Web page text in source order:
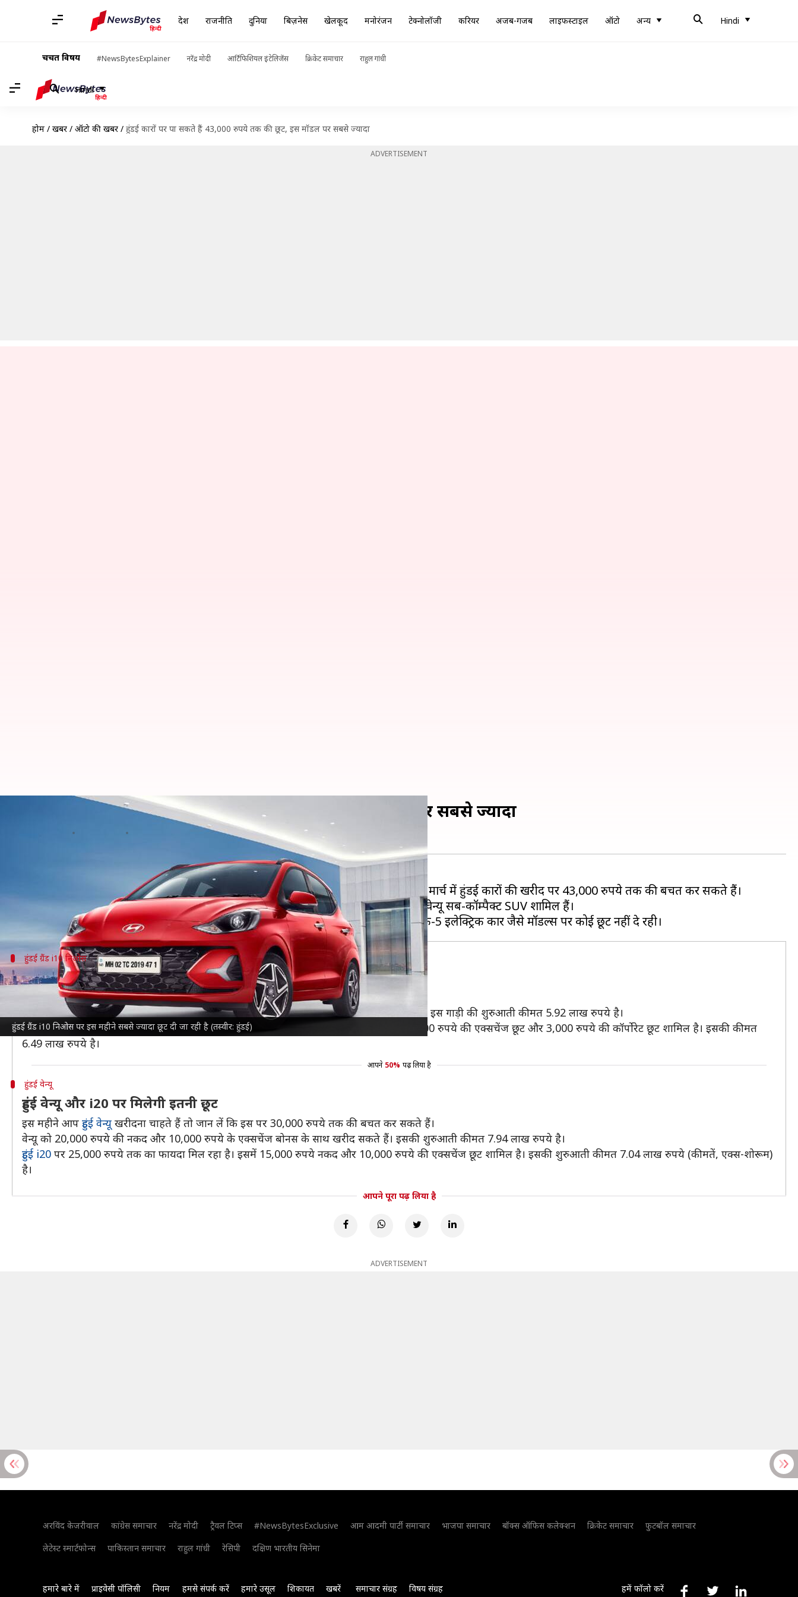
देश राजनीति दुनिया बिज़नेस खेलकूद मनोरंजन टेक्नोलॉजी करियर अजब-गजब लाइफस्टाइल ऑटो अन्य Hindi
चर्चित विषय #NewsBytesExplainer नरेंद्र मोदी आर्टिफिशियल इंटेलिजेंस क्रिकेट समाचार राहुल गांधी
Hindi
होम / खबरें / ऑटो की खबरें / हुंडई कारों पर पा सकते हैं 43,000 रुपये तक की छूट, इस मॉडल पर सबसे ज्यादा
ADVERTISEMENT
हुंडई ग्रैंड i10 निओस पर इस महीने सबसे ज्यादा छूट दी जा रही है (तस्वीर: हुंडई)
हुंडई कारों पर पा सकते हैं 43,000 रुपये तक की छूट, इस मॉडल पर सबसे ज्यादा
हुंडई मोटर कंपनीइस महीने अपनी गाड़ियों पर आकर्षक छूट की पेशकश कर रही है। मार्च में हुंडई कारों की खरीद पर 43,000 रुपये तक की बचत कर सकते हैं।
इस छूट ऑफर में हुंडई i20 और ग्रैंड i10 निओस हैचबैक के अलावा ऑरा सब-कॉम्पैक्ट सेडान और वेन्यू सब-कॉम्पैक्ट SUV शामिल हैं।
कार निर्माता
हुंडई क्रेटा
हुंडई ग्रैंड i10 निओस
हुंडई ग्रैंड i10 निओस और ऑरा पर करें इतनी बचत
हुंडई ग्रैंड i10 निओस खरीदने पर सबसे ज्यादा 43,000 रुपये तक की बचत कर सकते हैं।
इसमें 30,000 रुपये की नकद, 10,000 रुपये की एक्सचेंज और 3,000 रुपये की कॉर्पोरेट छूट शामिल हैं। इस गाड़ी की शुरुआती कीमत 5.92 लाख रुपये है।
हुंडई ऑरा पर इस महीने 33,000 रुपये तक का फायदा उठा सकते हैं। इसमें 20,000 की नकद छूट, 10,000 रुपये की एक्सचेंज छूट और 3,000 रुपये की कॉर्पोरेट छूट शामिल है। इसकी कीमत
6.49 लाख रुपये है।
आपने 50% पढ़ लिया है
हुंडई वेन्यू
हुंडई वेन्यू और i20 पर मिलेगी इतनी छूट
इस महीने आप हुंडई वेन्यू खरीदना चाहते हैं तो जान लें कि इस पर 30,000 रुपये तक की बचत कर सकते हैं।
वेन्यू को 20,000 रुपये की नकद और 10,000 रुपये के एक्सचेंज बोनस के साथ खरीद सकते हैं। इसकी शुरुआती कीमत 7.94 लाख रुपये है।
हुंडई i20 पर 25,000 रुपये तक का फायदा मिल रहा है। इसमें 15,000 रुपये नकद और 10,000 रुपये की एक्सचेंज छूट शामिल है। इसकी शुरुआती कीमत 7.04 लाख रुपये (कीमतें, एक्स-शोरूम)
है।
आपने पूरा पढ़ लिया है
ADVERTISEMENT
अरविंद केजरीवाल कांग्रेस समाचार नरेंद्र मोदी ट्रैवल टिप्स #NewsBytesExclusive आम आदमी पार्टी समाचार भाजपा समाचार बॉक्स ऑफिस कलेक्शन क्रिकेट समाचार
फुटबॉल समाचार
लेटेस्ट स्मार्टफोन्स
पाकिस्तान समाचार राहुल गांधी रेसिपी दक्षिण भारतीय सिनेमा
हमारे बारे में प्राइवेसी पॉलिसी नियम हमसे संपर्क करें हमारे उसूल शिकायत खबरें समाचार संग्रह विषय संग्रह हमें फॉलो करें